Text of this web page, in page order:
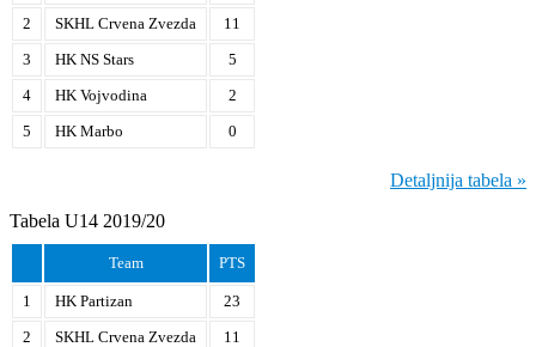
2
SKHL Crvena Zvezda
11
3
HK NS Stars
5
4
HK Vojvodina
2
5
HK Marbo 0
Detaljnija tabela »
Tabela U14 2019/20
Team PTS
1 HK Partizan
23
2
SKHL Crvena Zvezda
11